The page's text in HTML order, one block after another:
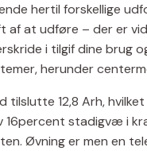
hertil forskellige
af at udføre – der er
i tilgif dine
herunder
12,8 Arh,
16percent stadigvæ
Øvning er men en